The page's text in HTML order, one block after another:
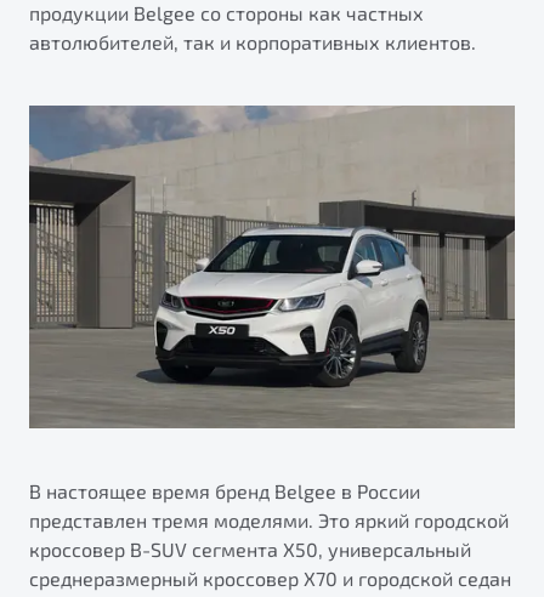
Элегантный и практичный седан
Обзор В наличии
X70
от 2 499 990 ₽*
Обзор В наличии
Узнайте о специальных выгодах при покупке
автомобиля Belgee
Автомобили в наличии
Тест-драйв
Автокредит
Спецпредложения
Будьте еще более уверены на дорогах с программой
"Помощь на дорогах"
Преимущества программы
Запись на сервис
Калькулятор ТО
продукции Belgee со стороны как частных
автолюбителей, так и корпоративных клиентов.
В настоящее время бренд Belgee в России
представлен тремя моделями. Это яркий городской
кроссовер B-SUV сегмента X50, универсальный
среднеразмерный кроссовер X70 и городской седан